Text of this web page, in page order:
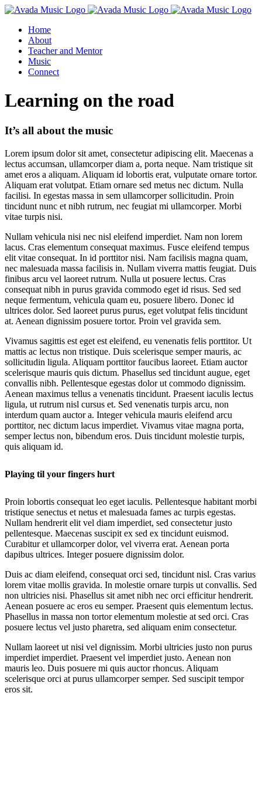
Skip
contentHome
About
Teacher and Mentor
Music
Connect
Learning on the road
It’s all about the music
Lorem ipsum dolor sit amet, consectetur adipiscing elit. Maecenas a
lectus accumsan, ullamcorper diam a, porta neque. Nam tristique sit
amet eros a aliquam. Aliquam id lobortis erat, vulputate ornare tortor.
Aliquam erat volutpat. Etiam ornare sed metus nec dictum. Nulla
facilisi. In egestas massa in sem ullamcorper sollicitudin. Proin
tincidunt nunc et nibh rutrum, nec feugiat mi ullamcorper. Morbi
vitae turpis nisi.
Nullam vehicula nisi nec nisl eleifend imperdiet. Nam non lorem
lacus. Cras elementum consequat maximus. Fusce eleifend tempus
elit vitae consequat. In id porttitor nisi. Nam facilisis magna quam,
nec malesuada massa facilisis in. Nullam viverra mattis feugiat. Duis
finibus arcu vel laoreet rutrum. Nulla ut posuere lectus. Cras
consequat nibh in purus gravida commodo eget id risus. Sed sed
neque fermentum, vehicula quam eu, posuere libero. Donec id
ultrices dolor. Sed laoreet purus purus, eget volutpat felis tincidunt
at. Aenean dignissim posuere tortor. Proin vel gravida sem.
Vivamus sagittis est eget est eleifend, eu venenatis felis porttitor. Ut
mattis ac lectus non tristique. Duis scelerisque semper mauris, ac
sollicitudin ligula. Aliquam porttitor faucibus laoreet. Etiam auctor
scelerisque mauris quis dictum. Phasellus sed tincidunt augue, eget
convallis nibh. Pellentesque egestas dolor ut commodo dignissim.
Aenean maximus tellus a venenatis tincidunt. Praesent iaculis lectus
ligula, ut rutrum nisl cursus et. Sed venenatis turpis arcu, non
interdum quam auctor a. Integer vehicula mauris eleifend arcu
porttitor, nec dictum lacus imperdiet. Vivamus vitae magna porta,
semper lectus non, bibendum eros. Duis tincidunt molestie turpis,
quis aliquam id.
Playing til your fingers hurt
Proin lobortis consequat leo eget iaculis. Pellentesque habitant morbi
tristique senectus et netus et malesuada fames ac turpis egestas.
Nullam hendrerit elit vel diam imperdiet, sed consectetur justo
pellentesque. Maecenas suscipit ex sed ex tincidunt euismod.
Curabitur et ullamcorper dolor, vel viverra erat. Aenean porta
dapibus ultrices. Integer posuere dignissim dolor.
Duis ac diam eleifend, consequat orci sed, tincidunt nisl. Cras varius
lorem vitae mollis gravida. In molestie ornare turpis ut convallis. Sed
non ultricies nisi. Phasellus sit amet nibh nec orci efficitur hendrerit.
Aenean posuere ac eros eu semper. Praesent quis elementum lectus.
Phasellus in massa non tortor elementum molestie at sed orci. Cras
posuere lectus vel justo pharetra, sed aliquam enim consectetur.
Nullam laoreet ut nisi vel dignissim. Morbi ultricies justo non purus
imperdiet imperdiet. Praesent vel imperdiet justo. Aenean non
mauris leo. Duis posuere mi quis auctor rhoncus. Aliquam
scelerisque orci at purus ullamcorper semper. Sed suscipit tempor
eros sit.